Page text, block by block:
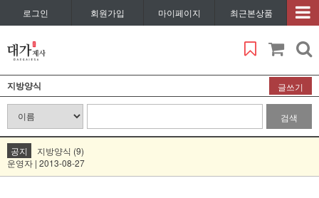
로그인 회원가입 마이페이지 최근본상품
지방양식 글쓰기
검색
공지
지방양식 (9)
운영자 | 2013-08-27